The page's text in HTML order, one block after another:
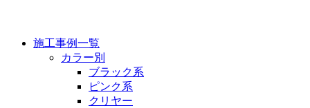
施工事例一覧
カラー別
ブラック系
ピンク系
クリヤー